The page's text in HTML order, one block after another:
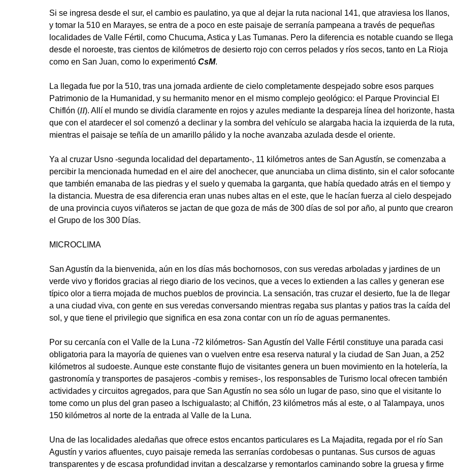
Si se ingresa desde el sur, el cambio es paulatino, ya que al dejar la ruta nacional 141, que atraviesa los llanos,
y tomar la 510 en Marayes, se entra de a poco en este paisaje de serranía pampeana a través de pequeñas
localidades de Valle Fértil, como Chucuma, Astica y Las Tumanas. Pero la diferencia es notable cuando se llega
desde el noroeste, tras cientos de kilómetros de desierto rojo con cerros pelados y ríos secos, tanto en La Rioja
como en San Juan, como lo experimentó CsM.
La llegada fue por la 510, tras una jornada ardiente de cielo completamente despejado sobre esos parques
Patrimonio de la Humanidad, y su hermanito menor en el mismo complejo geológico: el Parque Provincial El
Chiflón (II). Allí el mundo se dividía claramente en rojos y azules mediante la despareja línea del horizonte, hasta
que con el atardecer el sol comenzó a declinar y la sombra del vehículo se alargaba hacia la izquierda de la ruta,
mientras el paisaje se teñía de un amarillo pálido y la noche avanzaba azulada desde el oriente.
Ya al cruzar Usno -segunda localidad del departamento-, 11 kilómetros antes de San Agustín, se comenzaba a
percibir la mencionada humedad en el aire del anochecer, que anunciaba un clima distinto, sin el calor sofocante
que también emanaba de las piedras y el suelo y quemaba la garganta, que había quedado atrás en el tiempo y
la distancia. Muestra de esa diferencia eran unas nubes altas en el este, que le hacían fuerza al cielo despejado
de una provincia cuyos viñateros se jactan de que goza de más de 300 días de sol por año, al punto que crearon
el Grupo de los 300 Días.
MICROCLIMA
San Agustín da la bienvenida, aún en los días más bochornosos, con sus veredas arboladas y jardines de un
verde vivo y floridos gracias al riego diario de los vecinos, que a veces lo extienden a las calles y generan ese
típico olor a tierra mojada de muchos pueblos de provincia. La sensación, tras cruzar el desierto, fue la de llegar
a una ciudad viva, con gente en sus veredas conversando mientras regaba sus plantas y patios tras la caída del
sol, y que tiene el privilegio que significa en esa zona contar con un río de aguas permanentes.
Por su cercanía con el Valle de la Luna -72 kilómetros- San Agustín del Valle Fértil constituye una parada casi
obligatoria para la mayoría de quienes van o vuelven entre esa reserva natural y la ciudad de San Juan, a 252
kilómetros al sudoeste. Aunque este constante flujo de visitantes genera un buen movimiento en la hotelería, la
gastronomía y transportes de pasajeros -combis y remises-, los responsables de Turismo local ofrecen también
actividades y circuitos agregados, para que San Agustín no sea sólo un lugar de paso, sino que el visitante lo
tome como un plus del gran paseo a Ischigualasto; al Chiflón, 23 kilómetros más al este, o al Talampaya, unos
150 kilómetros al norte de la entrada al Valle de la Luna.
Una de las localidades aledañas que ofrece estos encantos particulares es La Majadita, regada por el río San
Agustín y varios afluentes, cuyo paisaje remeda las serranías cordobesas o puntanas. Sus cursos de aguas
transparentes y de escasa profundidad invitan a descalzarse y remontarlos caminando sobre la gruesa y firme